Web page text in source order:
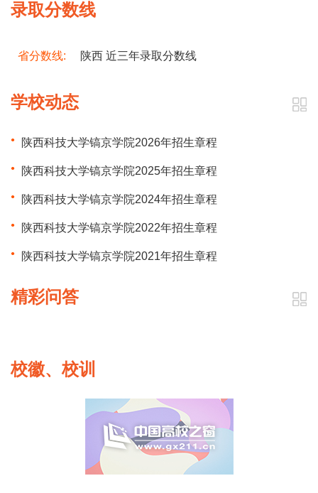
录取分数线
省分数线: 陕西 近三年录取分数线
学校动态
陕西科技大学镐京学院2026年招生章程
陕西科技大学镐京学院2025年招生章程
陕西科技大学镐京学院2024年招生章程
陕西科技大学镐京学院2022年招生章程
陕西科技大学镐京学院2021年招生章程
精彩问答
校徽、校训